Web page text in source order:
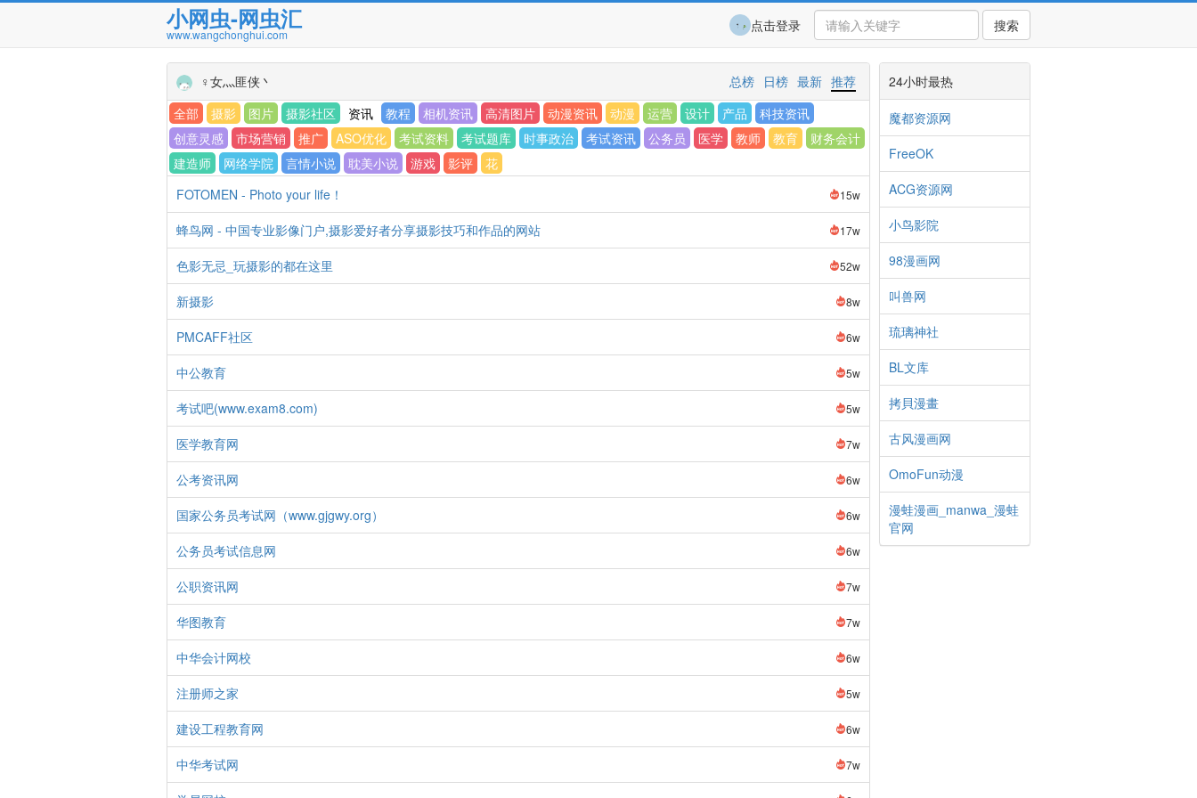
小网虫-网虫汇
www.wangchonghui.com 搜索
点击登录
♀女灬匪侠丶 推荐
最新
日榜
总榜
全部
摄影 图片 摄影社区 资讯 教程 相机资讯 高清图片 动漫资讯 动漫 运营 设计 产品
科技资讯
创意灵感
市场营销 推广 ASO优化 考试资料 考试题库 时事政治 考试资讯 公务员 医学 教师 教育
财务会计
建造师
网络学院 言情小说 耽美小说 游戏 影评
花
FOTOMEN - Photo your life！
15w
蜂鸟网 - 中国专业影像门户,摄影爱好者分享摄影技巧和作品的网站 17w
色影无忌_玩摄影的都在这里 52w
新摄影 8w
PMCAFF社区 6w
中公教育 5w
考试吧(www.exam8.com) 5w
医学教育网 7w
公考资讯网 6w
国家公务员考试网（www.gjgwy.org） 6w
公务员考试信息网 6w
公职资讯网 7w
华图教育 7w
中华会计网校 6w
注册师之家 5w
建设工程教育网 6w
中华考试网 7w
24小时最热
魔都资源网
FreeOK
ACG资源网
小鸟影院
98漫画网
叫兽网
琉璃神社
BL文库
拷貝漫畫
古风漫画网
OmoFun动漫
漫蛙漫画_manwa_漫蛙
官网